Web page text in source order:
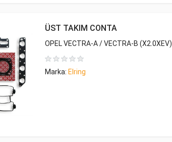
ÜST TAKIM CONTA
OPEL VECTRA-A / VECTRA-B (X2.0XEV)
Marka: Elring